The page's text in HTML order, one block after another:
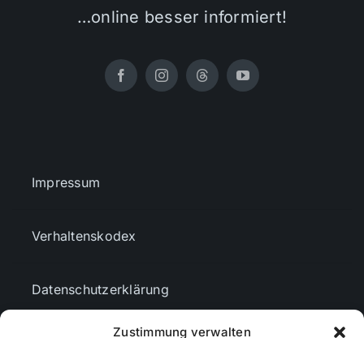
Zustimmung verwalten
…online besser informiert!
Impressum
Verhaltenskodex
Datenschutzerklärung